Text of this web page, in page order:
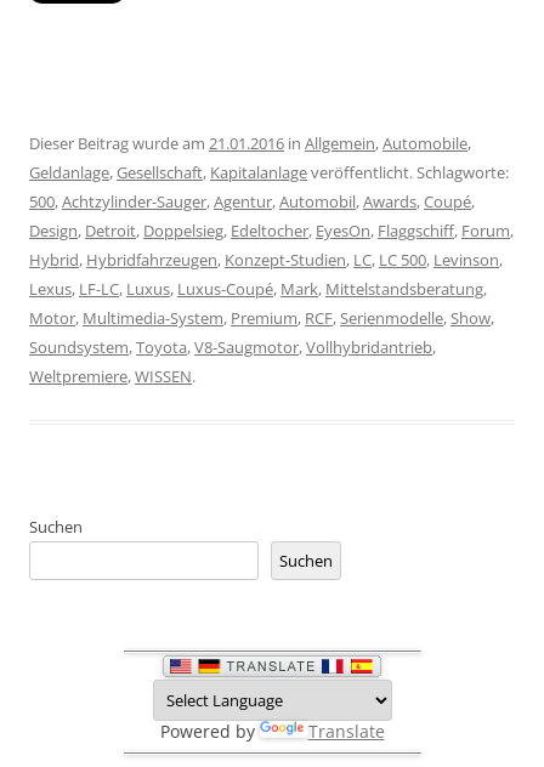
Dieser Beitrag wurde am 21.01.2016 in Allgemein,Automobile,
Geldanlage,Gesellschaft, Kapitalanlageveröffentlicht. Schlagworte:
500,Achtzylinder-Sauger,Agentur,Automobil,Awards,Coupé,
Design, Detroit, Doppelsieg, Edeltocher, EyesOn, Flaggschiff, Forum,
Hybrid, Hybridfahrzeugen, Konzept-Studien, LC, LC 500, Levinson,
Lexus, LF-LC, Luxus, Luxus-Coupé, Mark, Mittelstandsberatung,
Motor, Multimedia-System, Premium, RCF,Serienmodelle,Show,
Soundsystem,Toyota,V8-Saugmotor,Vollhybridantrieb,
Weltpremiere,WISSEN.
Suchen
Suchen
Powered by Translate